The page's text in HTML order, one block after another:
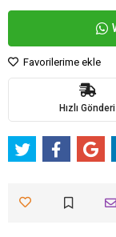
Favorilerime ekle
Hızlı Gönderi